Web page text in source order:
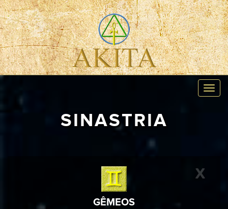
SINASTRIA
X
GÊMEOS